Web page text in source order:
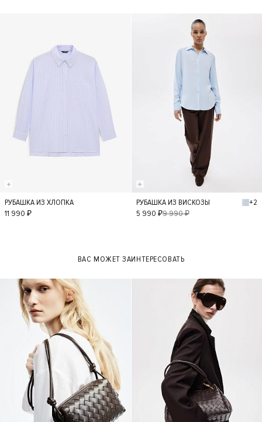
XS
РУБАШКА ИЗ ХЛОПКА
11 990 ₽
XS S
РУБАШКА ИЗ ВИСКОЗЫ
+2
5 990 ₽9 990 ₽
ВАС МОЖЕТ ЗАИНТЕРЕСОВАТЬ